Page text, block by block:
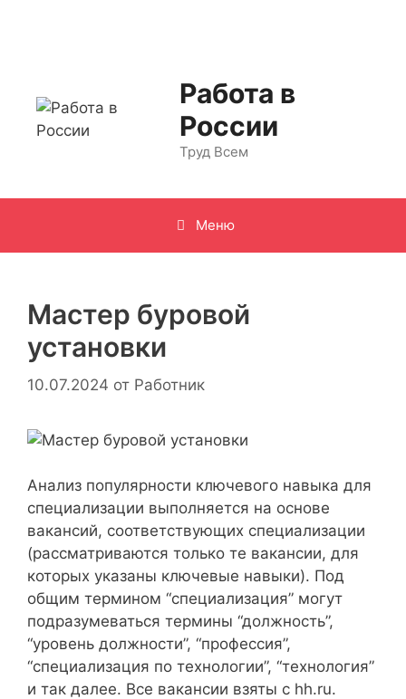
Работа в
России
Труд Всем
Меню
Мастер буровой
установки
10.07.2024 от Работник
Анализ популярности ключевого навыка для
специализации выполняется на основе
вакансий, соответствующих специализации
(рассматриваются только те вакансии, для
которых указаны ключевые навыки). Под
общим термином “специализация” могут
подразумеваться термины “должность”,
“уровень должности”, “профессия”,
“специализация по технологии”, “технология”
и так далее. Все вакансии взяты с hh.ru.